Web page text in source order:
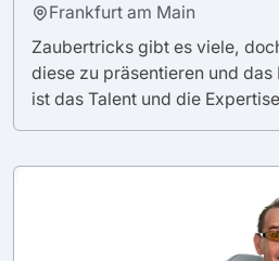
Frankfurt am Main
Zaubertricks gibt es viele,
diese zu präsentieren und
ist das Talent und die